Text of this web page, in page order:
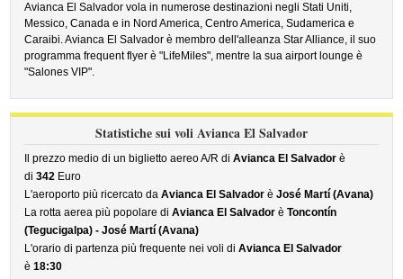
Avianca El Salvador vola in numerose destinazioni negli Stati Uniti,
Messico, Canada e in Nord America, Centro America, Sudamerica e
Caraibi. Avianca El Salvador è membro dell'alleanza Star Alliance, il suo
programma frequent flyer è "LifeMiles", mentre la sua airport lounge è
"Salones VIP".
Statistiche sui voli Avianca El Salvador
Il prezzo medio di un biglietto aereo A/R diAvianca El Salvador è
di342 Euro
L'aeroporto più ricercato daAvianca El Salvador èJosé Martí (Avana)
La rotta aerea più popolare diAvianca El Salvador èToncontín
(Tegucigalpa) - José Martí (Avana)
L'orario di partenza più frequente nei voli diAvianca El Salvador
è18:30